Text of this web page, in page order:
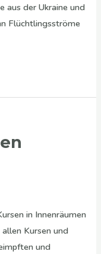
aus der Ukraine und
Flüchtlingsströme
in Innenräumen
Kursen und
und